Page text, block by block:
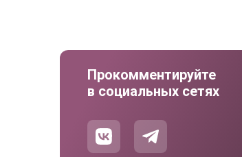
Прокомментируйте
в социальных сетях